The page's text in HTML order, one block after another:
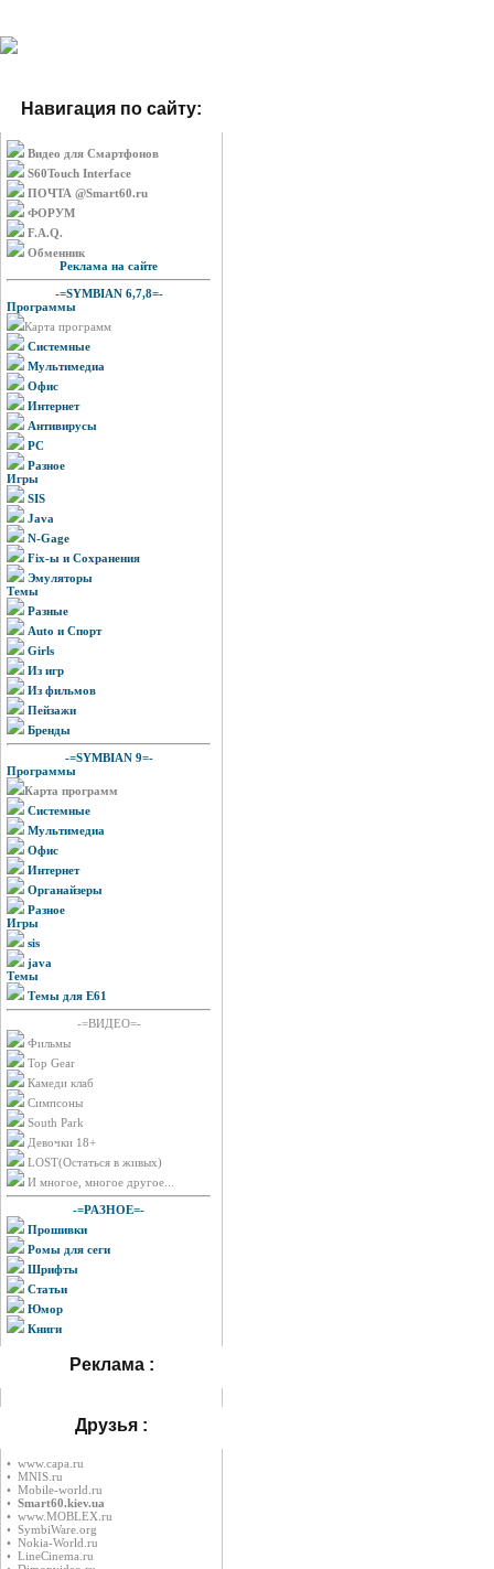
Навигация по сайту:
Видео для Смартфонов
S60Touch Interface
ПОЧТА @Smart60.ru
ФОРУМ
F.A.Q.
Обменник
Реклама на сайте
-=SYMBIAN 6,7,8=-
Программы
Карта программ
Системные
Мультимедиа
Офис
Интернет
Антивирусы
PC
Разное
Игры
SIS
Java
N-Gage
Fix-ы и Сохранения
Эмуляторы
Темы
Разные
Auto и Спорт
Girls
Из игр
Из фильмов
Пейзажи
Бренды
-=SYMBIAN 9=-
Программы
Карта программ
Системные
Мультимедиа
Офис
Интернет
Органайзеры
Разное
Игры
sis
java
Темы
Темы для E61
-=ВИДЕО=-
Фильмы
Top Gear
Камеди клаб
Симпсоны
South Park
Девочки 18+
LOST(Остаться в живых)
И многое, многое другое...
-=РАЗНОЕ=-
Прошивки
Ромы для сеги
Шрифты
Статьи
Юмор
Книги
Реклама :
Друзья :
• www.capa.ru
• MNIS.ru
• Mobile-world.ru
• Smart60.kiev.ua
• www.MOBLEX.ru
• SymbiWare.org
• Nokia-World.ru
• LineCinema.ru